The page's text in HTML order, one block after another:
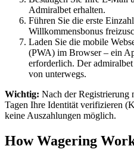
Admiralbet erhalten.
Führen Sie die erste
Willkommensbonus
Laden Sie die mobile
(PWA) im Browser – ein
erforderlich. Der
von unterwegs.
Wichtig: Nach der Registrierung
Tagen Ihre Identität verifizieren
keine Auszahlungen möglich.
How Wagering